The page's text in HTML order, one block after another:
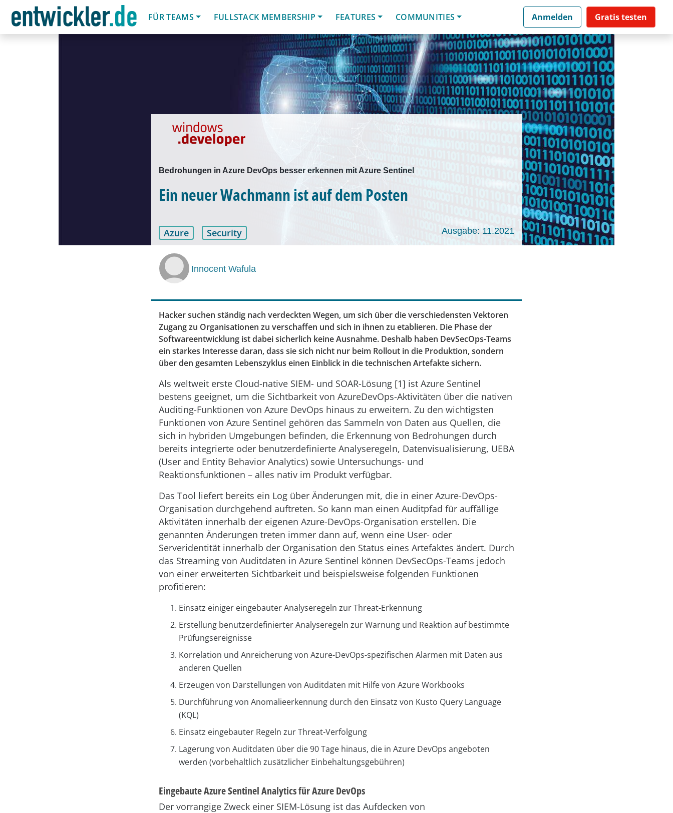
FÜR TEAMS
FULLSTACK MEMBERSHIP FEATURES COMMUNITIES Anmelden Gratis testen
Bedrohungen in Azure DevOps besser erkennen mit Azure Sentinel
Ein neuer Wachmann ist auf dem Posten
Azure Security Ausgabe: 11.2021
Innocent Wafula
Hacker suchen ständig nach verdeckten Wegen, um sich über die verschiedensten Vektoren
Zugang zu Organisationen zu verschaffen und sich in ihnen zu etablieren. Die Phase der
Softwareentwicklung ist dabei sicherlich keine Ausnahme. Deshalb haben DevSecOps-Teams
ein starkes Interesse daran, dass sie sich nicht nur beim Rollout in die Produktion, sondern
über den gesamten Lebenszyklus einen Einblick in die technischen Artefakte sichern.
Als weltweit erste Cloud-native SIEM- und SOAR-Lösung [1] ist Azure Sentinel
bestens geeignet, um die Sichtbarkeit von AzureDevOps-Aktivitäten über die nativen
Auditing-Funktionen von Azure DevOps hinaus zu erweitern. Zu den wichtigsten
Funktionen von Azure Sentinel gehören das Sammeln von Daten aus Quellen, die
sich in hybriden Umgebungen befinden, die Erkennung von Bedrohungen durch
bereits integrierte oder benutzerdefinierte Analyseregeln, Datenvisualisierung, UEBA
(User and Entity Behavior Analytics) sowie Untersuchungs- und
Reaktionsfunktionen – alles nativ im Produkt verfügbar.
Das Tool liefert bereits ein Log über Änderungen mit, die in einer Azure-DevOps-
Organisation durchgehend auftreten. So kann man einen Auditpfad für auffällige
Aktivitäten innerhalb der eigenen Azure-DevOps-Organisation erstellen. Die
genannten Änderungen treten immer dann auf, wenn eine User- oder
Serveridentität innerhalb der Organisation den Status eines Artefaktes ändert. Durch
das Streaming von Auditdaten in Azure Sentinel können DevSecOps-Teams jedoch
von einer erweiterten Sichtbarkeit und beispielsweise folgenden Funktionen
profitieren:
Einsatz einiger eingebauter Analyseregeln zur Threat-Erkennung
Erstellung benutzerdefinierter Analyseregeln zur Warnung und Reaktion auf bestimmte
Prüfungsereignisse
Korrelation und Anreicherung von Azure-DevOps-spezifischen Alarmen mit Daten aus
anderen Quellen
Erzeugen von Darstellungen von Auditdaten mit Hilfe von Azure Workbooks
Durchführung von Anomalieerkennung durch den Einsatz von Kusto Query Language
(KQL)
Einsatz eingebauter Regeln zur Threat-Verfolgung
Lagerung von Auditdaten über die 90 Tage hinaus, die in Azure DevOps angeboten
werden (vorbehaltlich zusätzlicher Einbehaltungsgebühren)
Eingebaute Azure Sentinel Analytics für Azure DevOps
Der vorrangige Zweck einer SIEM-Lösung ist das Aufdecken von